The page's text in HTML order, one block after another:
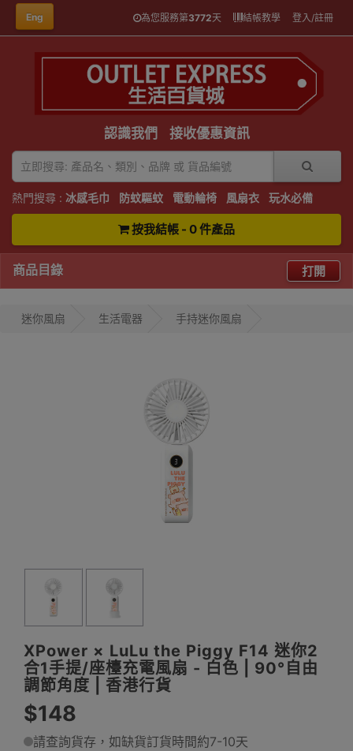
Eng 為您服務第3772天 結帳教學 登入/註冊
認識我們 接收優惠資訊
熱門搜尋 : 冰感毛巾 防蚊驅蚊 電動輪椅 風扇衣 玩水必備
按我結帳 - 0 件產品
商品目錄 打開
迷你風扇 生活電器 手持迷你風扇
XPower × LuLu the Piggy F14 迷你2
合1手提/座檯充電風扇 - 白色 | 90°自由
調節角度 | 香港行貨
$148
請查詢貨存，如缺貨訂貨時間約7-10天